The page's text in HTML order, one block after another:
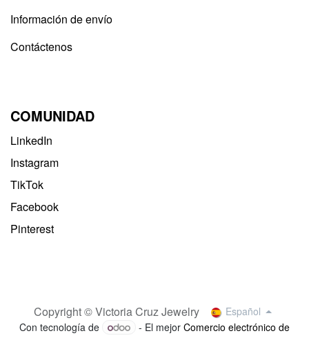
Información de envío
Contáctenos
COMUNIDAD
LinkedIn
Instagram
TikTok
Facebook
Pinterest
Copyright © Victoria Cruz Jewelry
Español
Con tecnología de
- El mejor Comercio electrónico de